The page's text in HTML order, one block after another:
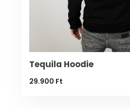
Tequila Hoodie
29.900 Ft